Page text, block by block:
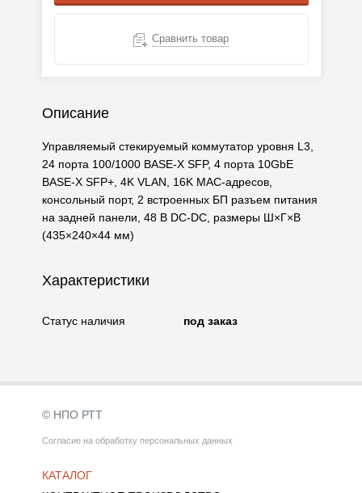
Сравнить товар
Описание
Управляемый стекируемый коммутатор уровня L3,
24 порта 100/1000 BASE-X SFP, 4 порта 10GbE
BASE-X SFP+, 4K VLAN, 16K MAC-адресов,
консольный порт, 2 встроенных БП разъем питания
на задней панели, 48 В DC-DC, размеры Ш×Г×В
(435×240×44 мм)
Характеристики
Статус наличия под заказ
© НПО РТТ
Согласие на обработку персональных данных
КАТАЛОГ